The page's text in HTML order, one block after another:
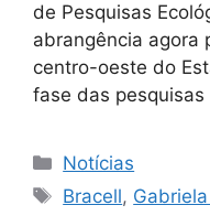
de Pesquisas
abrangência agora
centro-oeste do
fase das
Notícias
Bracell,